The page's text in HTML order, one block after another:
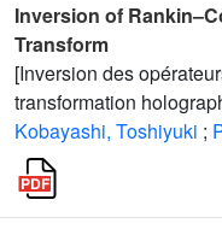
Inversion of
Transform
[Inversion des
transformation
Kobayashi, Toshiyuki ;